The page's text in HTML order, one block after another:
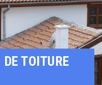
TOITURE